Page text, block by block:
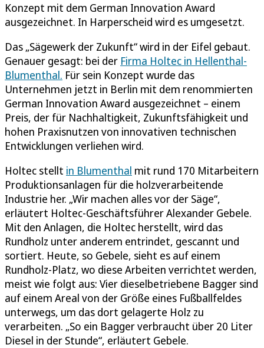
Konzept mit dem German Innovation Award
ausgezeichnet. In Harperscheid wird es umgesetzt.
Das „Sägewerk der Zukunft“ wird in der Eifel gebaut.
Genauer gesagt: bei der Firma Holtec in Hellenthal-
Blumenthal. Für sein Konzept wurde das
Unternehmen jetzt in Berlin mit dem renommierten
German Innovation Award ausgezeichnet – einem
Preis, der für Nachhaltigkeit, Zukunftsfähigkeit und
hohen Praxisnutzen von innovativen technischen
Entwicklungen verliehen wird.
Holtec stellt in Blumenthal mit rund 170 Mitarbeitern
Produktionsanlagen für die holzverarbeitende
Industrie her. „Wir machen alles vor der Säge“,
erläutert Holtec-Geschäftsführer Alexander Gebele.
Mit den Anlagen, die Holtec herstellt, wird das
Rundholz unter anderem entrindet, gescannt und
sortiert. Heute, so Gebele, sieht es auf einem
Rundholz-Platz, wo diese Arbeiten verrichtet werden,
meist wie folgt aus: Vier dieselbetriebene Bagger sind
auf einem Areal von der Größe eines Fußballfeldes
unterwegs, um das dort gelagerte Holz zu
verarbeiten. „So ein Bagger verbraucht über 20 Liter
Diesel in der Stunde“, erläutert Gebele.